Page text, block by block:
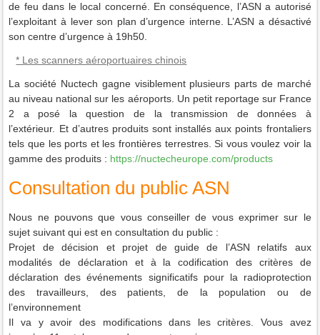
de feu dans le local concerné. En conséquence, l’ASN a autorisé
l’exploitant à lever son plan d’urgence interne. L’ASN a désactivé
son centre d’urgence à 19h50.
* Les scanners aéroportuaires chinois
La société Nuctech gagne visiblement plusieurs parts de marché
au niveau national sur les aéroports. Un petit reportage sur France
2 a posé la question de la transmission de données à
l’extérieur. Et d’autres produits sont installés aux points frontaliers
tels que les ports et les frontières terrestres.Si vous voulez voir la
gamme des produits : https://nuctecheurope.com/products
Consultation du public ASN
Nous ne pouvons que vous conseiller de vous exprimer sur le
sujet suivant qui est en consultation du public :
Projet de décision et projet de guide de l’ASN relatifs aux
modalités de déclaration et à la codification des critères de
déclaration des événements significatifs pour la radioprotection
des travailleurs, des patients, de la population ou de
l’environnement
Il va y avoir des modifications dans les critères. Vous avez